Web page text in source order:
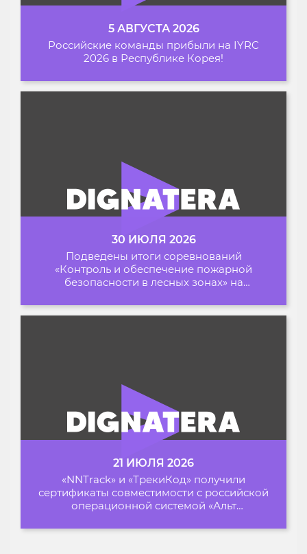
5 АВГУСТА 2026
Российские команды прибыли на IYRC
2026 в Республике Корея!
30 ИЮЛЯ 2026
Подведены итоги соревнований
«Контроль и обеспечение пожарной
безопасности в лесных зонах» на
21 ИЮЛЯ 2026
«NNTrack» и «ТрекиКод» получили
сертификаты совместимости с российской
операционной системой «Альт